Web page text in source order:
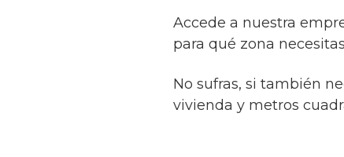
Accede a nuestra
para qué zona
No sufras, si también
vivienda y metros